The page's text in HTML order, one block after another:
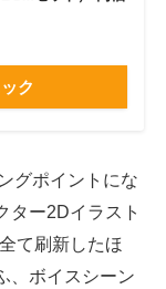
ク
グポイントにな
ター2Dイラスト
て刷新したほ
、ボイスシーン